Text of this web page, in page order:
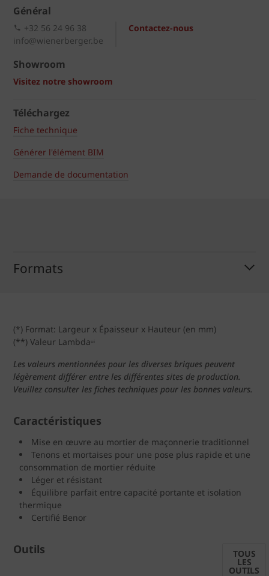
Général
Contactez-nous
+32 56 24 96 38
info@wienerberger.be
Showroom
Visitez notre showroom
Téléchargez
Fiche technique
Générer l'élément BIM
Demande de documentation
Formats
(*) Format: Largeur x Épaisseur x Hauteur (en mm)
(**) Valeur Lambda ui
Les valeurs mentionnées pour les diverses briques peuvent
légèrement différer entre les différentes sites de production.
Veuillez consulter les fiches techniques pour les bonnes valeurs.
Caractéristiques
Mise en œuvre au mortier de maçonnerie traditionnel
Tenons et mortaises pour une pose plus rapide et une
consommation de mortier réduite
Léger et résistant
Équilibre parfait entre capacité portante et isolation
thermique
Certifié Benor
Outils TOUS
LES
OUTILS